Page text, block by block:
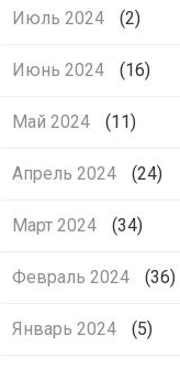
Июль 2024 (2)
Июнь 2024 (16)
Май 2024 (11)
Апрель 2024 (24)
Март 2024 (34)
Февраль 2024 (36)
Январь 2024 (5)